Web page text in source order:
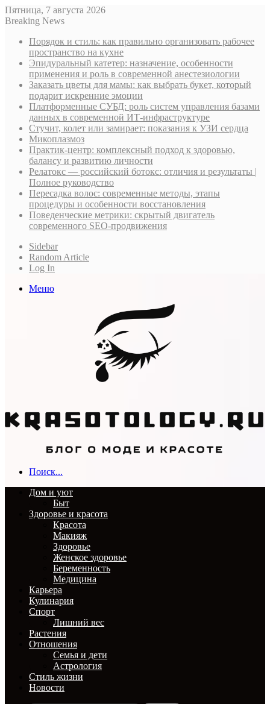
Пятница, 7 августа 2026
Breaking News
Порядок и стиль: как правильно организовать рабочее
пространство на кухне
Эпидуральный катетер: назначение, особенности
применения и роль в современной анестезиологии
Заказать цветы для мамы: как выбрать букет, который
подарит искренние эмоции
Платформенные СУБД: роль систем управления базами
данных в современной ИТ-инфраструктуре
Стучит, колет или замирает: показания к УЗИ сердца
Микоплазмоз
Практик-центр: комплексный подход к здоровью,
балансу и развитию личности
Релатокс — российский ботокс: отличия и результаты |
Полное руководство
Пересадка волос: современные методы, этапы
процедуры и особенности восстановления
Поведенческие метрики: скрытый двигатель
современного SEO-продвижения
Sidebar
Random Article
Log In
Меню
Поиск...
Дом и уют
Быт
Здоровье и красота
Красота
Макияж
Здоровье
Женское здоровье
Беременность
Медицина
Карьера
Кулинария
Спорт
Лишний вес
Растения
Отношения
Семья и дети
Астрология
Стиль жизни
Новости